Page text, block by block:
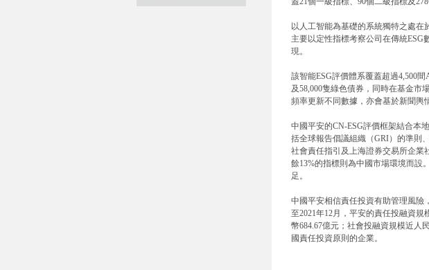
以人工智能為基礎的系統獨特之處
主要以定性指標考察公司在傳統ESG
現。
該智能ESG評價體系覆蓋超過4,500
及58,000隻綠色債券，同時在基金市
頻率更新不同數據，亦會基於新聞輿
中國平安的CN-ESG評價框架結合本
括全球報告倡議組織（GRI）的準則
社會責任指引及上海證券交易所企業
餘13%的指標則為中國市場環境而設
足。
中國平安相信責任投資有助管理風險
至2021年12月，平安的責任投融資
幣684.67億元；社會投融資規模近人
國責任投資原則的企業。